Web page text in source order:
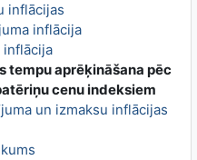
inflācijas
inflācija
inflācija
tempu aprēķināšana pēc
cenu indeksiem
un izmaksu inflācijas